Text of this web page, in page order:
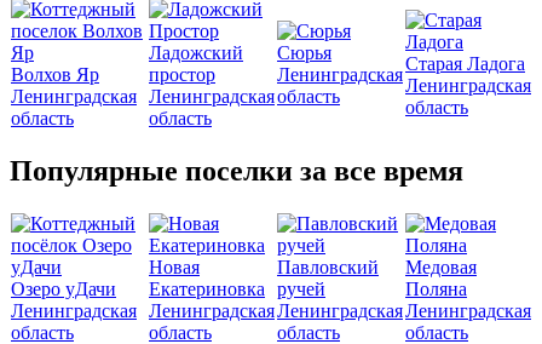
Волхов Яр
Ленинградская
область
Ладожский
простор
Ленинградская
область
Сюрья
Ленинградская
область
Старая Ладога
Ленинградская
область
Популярные поселки за все время
Озеро уДачи
Ленинградская
область
Новая
Екатериновка
Ленинградская
область
Павловский
ручей
Ленинградская
область
Медовая
Поляна
Ленинградская
область